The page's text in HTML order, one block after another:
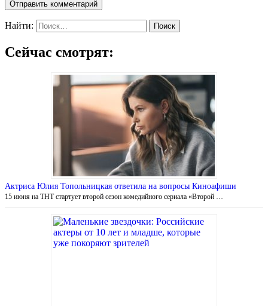
Найти:
Сейчас смотрят:
Актриса Юлия Топольницкая ответила на вопросы Киноафиши
15 июня на ТНТ стартует второй сезон комедийного сериала «Второй …